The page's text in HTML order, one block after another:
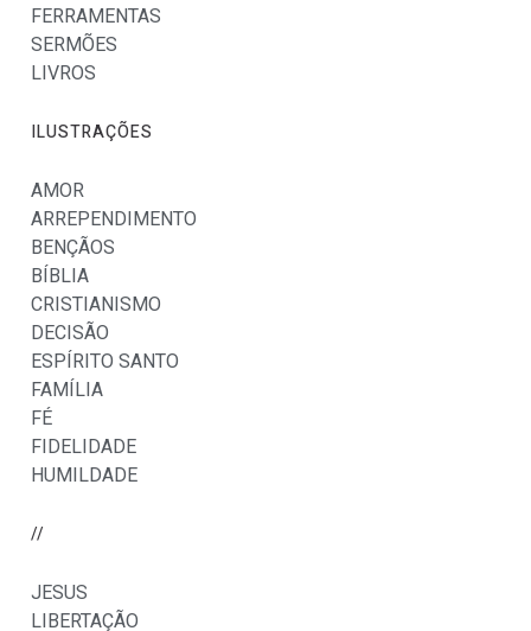
FERRAMENTAS
SERMÕES
LIVROS
ILUSTRAÇÕES
AMOR
ARREPENDIMENTO
BENÇÃOS
BÍBLIA
CRISTIANISMO
DECISÃO
ESPÍRITO SANTO
FAMÍLIA
FÉ
FIDELIDADE
HUMILDADE
//
JESUS
LIBERTAÇÃO